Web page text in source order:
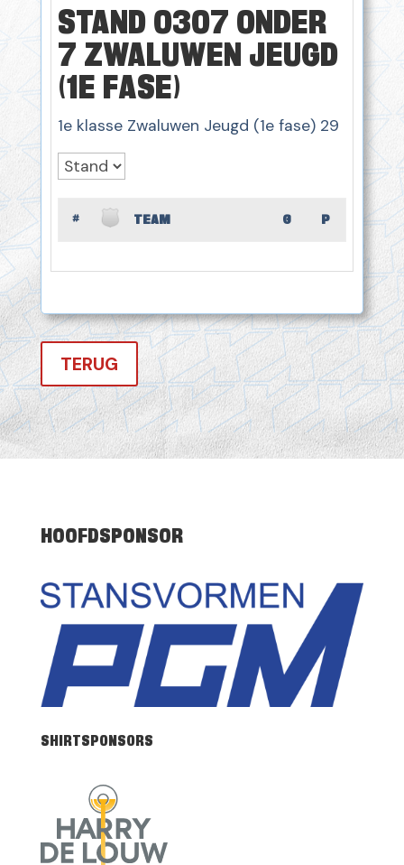
STAND 0307 ONDER
7 ZWALUWEN JEUGD
(1E FASE)
1e klasse Zwaluwen Jeugd (1e fase) 29
# TEAM G P
TERUG
HOOFDSPONSOR
SHIRTSPONSORS